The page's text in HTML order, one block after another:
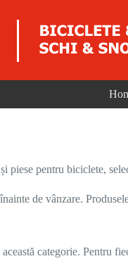
piese pentru biciclete,
de vânzare.
categorie. Pentru